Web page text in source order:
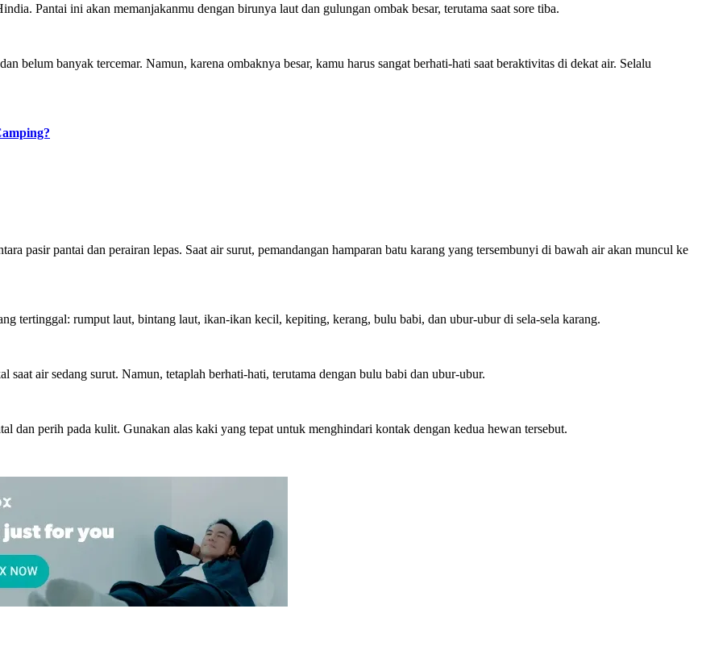
Pantai ini akan memanjakanmu dengan birunya laut dan gulungan ombak besar, terutama saat sore tiba.
belum banyak tercemar. Namun, karena ombaknya besar, kamu harus sangat berhati-hati saat beraktivitas di dekat air. Selalu
pasir pantai dan perairan lepas. Saat air surut, pemandangan hamparan batu karang yang tersembunyi di bawah air akan muncul ke
tertinggal: rumput laut, bintang laut, ikan-ikan kecil, kepiting, kerang, bulu babi, dan ubur-ubur di sela-sela karang.
air sedang surut. Namun, tetaplah berhati-hati, terutama dengan bulu babi dan ubur-ubur.
dan perih pada kulit. Gunakan alas kaki yang tepat untuk menghindari kontak dengan kedua hewan tersebut.